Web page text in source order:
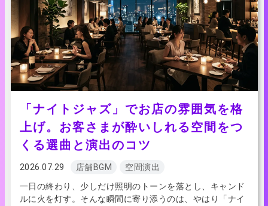
「ナイトジャズ」でお店の雰囲気を格
上げ。お客さまが酔いしれる空間をつ
くる選曲と演出のコツ
2026.07.29 店舗BGM
空間演出
一日の終わり、少しだけ照明のトーンを落とし、キャンド
ルに火を灯す。そんな瞬間に寄り添うのは、やはり「ナイ